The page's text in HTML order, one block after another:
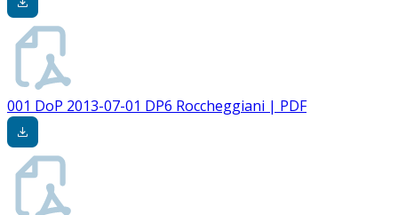
001 DoP 2013-07-01 DP6 Roccheggiani | PDF